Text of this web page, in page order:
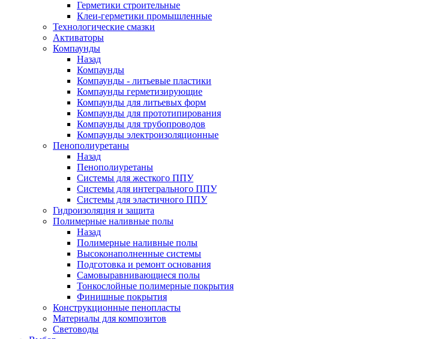
Герметики строительные
Клеи-герметики промышленные
Технологические смазки
Активаторы
Компаунды
Назад
Компаунды
Компаунды - литьевые пластики
Компаунды герметизирующие
Компаунды для литьевых форм
Компаунды для прототипирования
Компаунды для трубопроводов
Компаунды электроизоляционные
Пенополиуретаны
Назад
Пенополиуретаны
Системы для жесткого ППУ
Системы для интегрального ППУ
Системы для эластичного ППУ
Гидроизоляция и защита
Полимерные наливные полы
Назад
Полимерные наливные полы
Высоконаполненные системы
Подготовка и ремонт основания
Самовыравнивающиеся полы
Тонкослойные полимерные покрытия
Финишные покрытия
Конструкционные пенопласты
Материалы для композитов
Световоды